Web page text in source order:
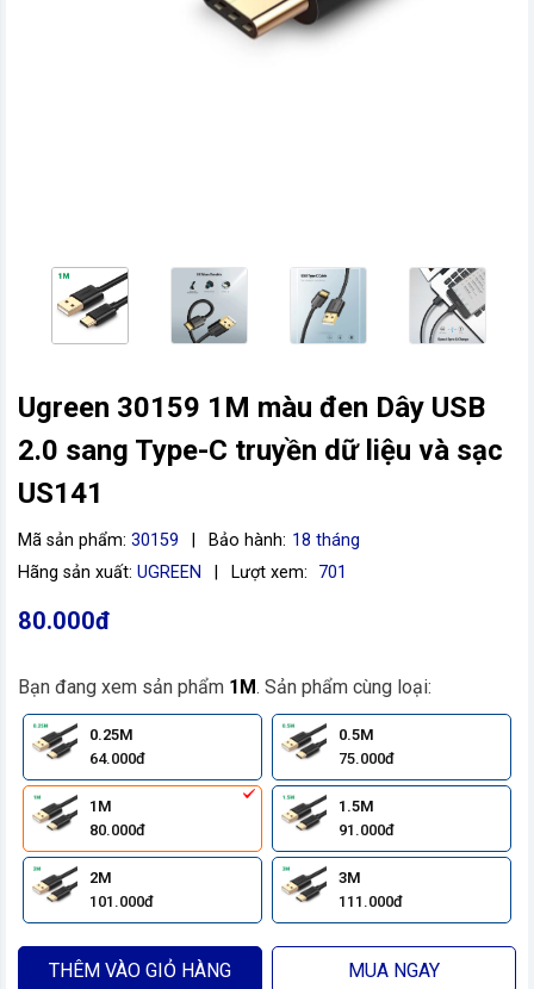
Ugreen 30159 1M màu đen Dây USB
2.0 sang Type-C truyền dữ liệu và sạc
US141
Mã sản phẩm: 30159 Bảo hành: 18 tháng
Hãng sản xuất: UGREEN Lượt xem: 701
80.000đ
Bạn đang xem sản phẩm 1M. Sản phẩm cùng loại:
0.25M
64.000đ
0.5M
75.000đ
1M
80.000đ
1.5M
91.000đ
2M
101.000đ
3M
111.000đ
THÊM VÀO GIỎ HÀNG MUA NGAY